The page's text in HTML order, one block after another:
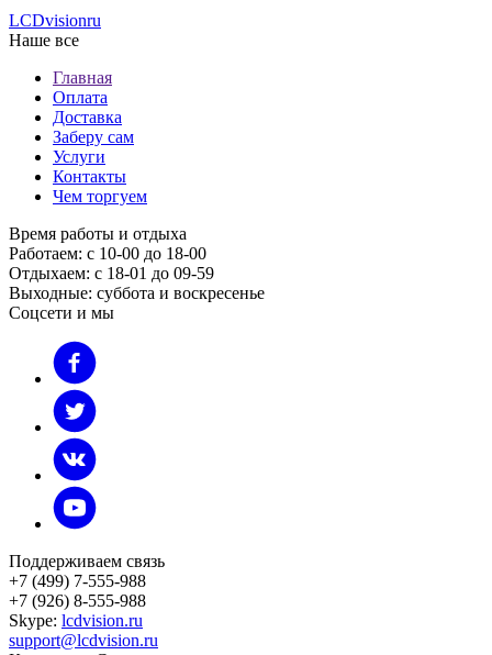
LCDvisionru
Наше все
Главная
Оплата
Доставка
Заберу сам
Услуги
Контакты
Чем торгуем
Время работы и отдыха
Работаем: с 10-00 до 18-00
Отдыхаем: с 18-01 до 09-59
Выходные: суббота и воскресенье
Соцсети и мы
Поддерживаем связь
+7 (499) 7-555-988
+7 (926) 8-555-988
Skype: lcdvision.ru
support@lcdvision.ru